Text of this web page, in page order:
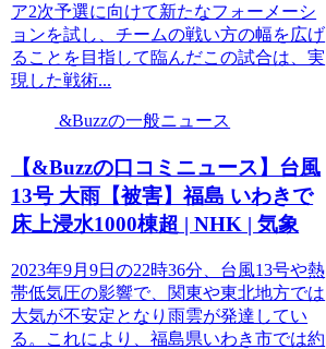
ア2次予選に向けて新たなフォーメーシ
ョンを試し、チームの戦い方の幅を広げ
ることを目指して臨んだこの試合は、実
現した戦術...
&Buzzの一般ニュース
【&Buzzの口コミニュース】台風
13号 大雨【被害】福島 いわきで
床上浸水1000棟超 | NHK | 気象
2023年9月9日の22時36分、台風13号や熱
帯低気圧の影響で、関東や東北地方では
大気が不安定となり雨雲が発達してい
る。これにより、福島県いわき市では約